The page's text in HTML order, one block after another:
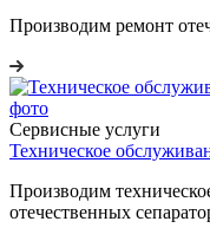
Производим ремонт
Сервисные услуги
Техническое
Производим
отечественных